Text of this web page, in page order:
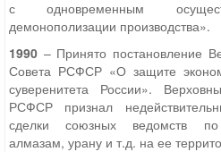
с одновременным
демонополизации производства».
1990– Принято постановление
Совета РСФСР «О защите
суверенитета России».
РСФСР признал
сделки союзных ведомств по
алмазам, урану и т.д. на ее